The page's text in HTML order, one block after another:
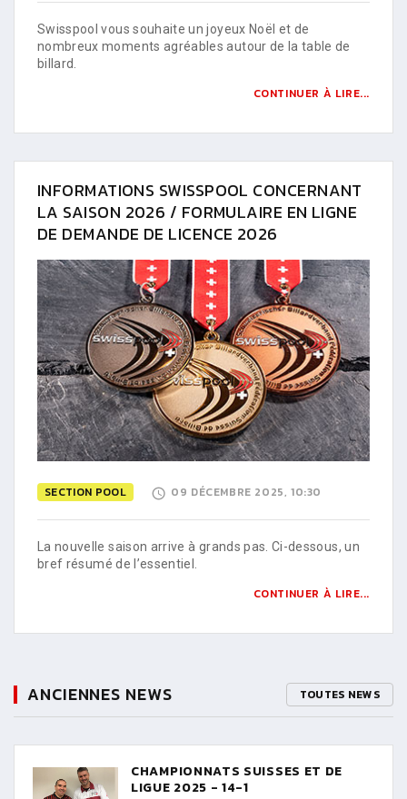
Swisspool vous souhaite un joyeux Noël et de
nombreux moments agréables autour de la table de
billard.
CONTINUER À LIRE...
INFORMATIONS SWISSPOOL CONCERNANT
LA SAISON 2026 / FORMULAIRE EN LIGNE
DE DEMANDE DE LICENCE 2026
SECTION POOL 09 DÉCEMBRE 2025, 10:30
La nouvelle saison arrive à grands pas. Ci-dessous, un
bref résumé de l’essentiel.
CONTINUER À LIRE...
ANCIENNES NEWS TOUTES NEWS
CHAMPIONNATS SUISSES ET DE
LIGUE 2025 - 14-1